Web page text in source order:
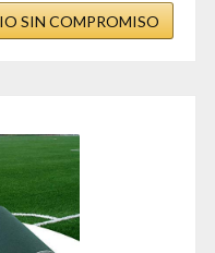
SIN COMPROMISO